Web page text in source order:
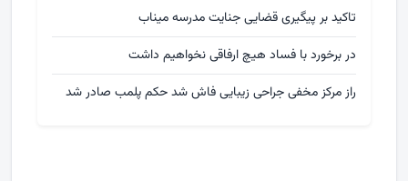
تاکید بر پیگیری قضایی جنایت مدرسه میناب
در برخورد با فساد هیچ ارفاقی نخواهیم داشت
راز مرکز مخفی جراحی زیبایی فاش شد حکم پلمب صادر شد